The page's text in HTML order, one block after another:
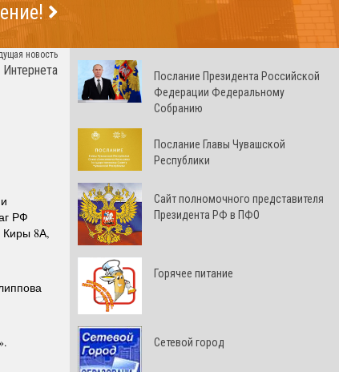
новость
РФ
Киры 8А,
Послание Президента Российской
Федерации Федеральному
Собранию
Послание Главы Чувашской
Республики
Cайт полномочного представителя
Президента РФ в ПФО
Горячее питание
Сетевой город